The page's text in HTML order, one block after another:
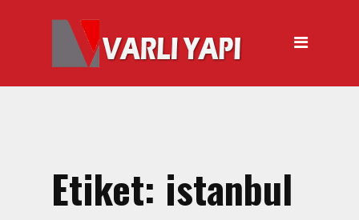
ANASAYFA
HAKKIMIZDA
Tabancası
Etiket: istanbul